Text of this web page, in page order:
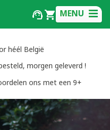
MENU
héél België
morgen geleverd !
ons met een 9+